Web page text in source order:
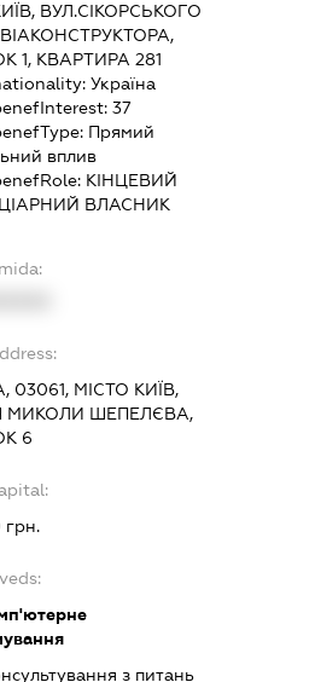
ВУЛ.СІКОРСЬКОГО
1, КВАРТИРА 281
Україна
37
Прямий
вплив
КІНЦЕВИЙ
ВЛАСНИК
03061, МІСТО КИЇВ,
МИКОЛИ ШЕПЕЛЄВА,
6
з питань